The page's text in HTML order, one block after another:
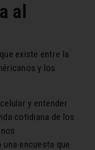
al
existe entre la
y los
y entender
cotidiana de los
encuesta que